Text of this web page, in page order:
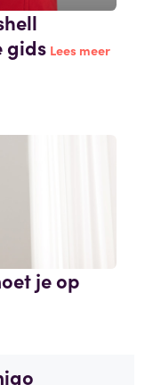
gids Lees meer
je op